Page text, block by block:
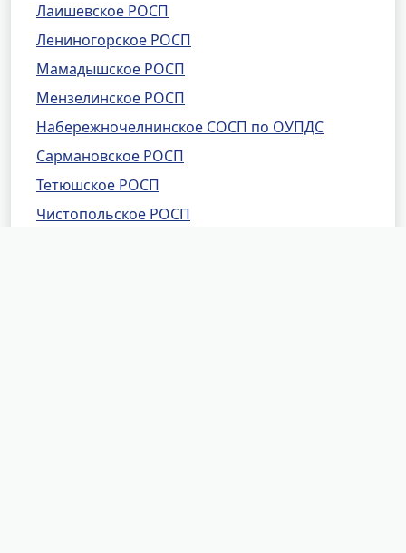
Лаишевское РОСП
Лениногорское РОСП
Мамадышское РОСП
Мензелинское РОСП
Набережночелнинское СОСП по ОУПДС
Сармановское РОСП
Тетюшское РОСП
Чистопольское РОСП